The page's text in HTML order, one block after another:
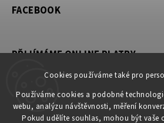
Cookies používáme také pro
Používáme cookies a podobné
webu, analýzu návštěvnosti, měření
Pokud udělíte souhlas, mohou být vaše
FACEBOOK
PŘIJÍMÁME ONLINE PLATBY
KONTAKT